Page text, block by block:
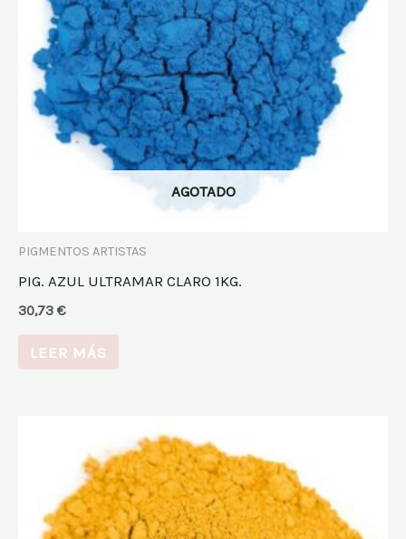
AGOTADO
PIGMENTOS ARTISTAS
PIG. AZUL ULTRAMAR CLARO 1KG.
30,73 €
LEER MÁS